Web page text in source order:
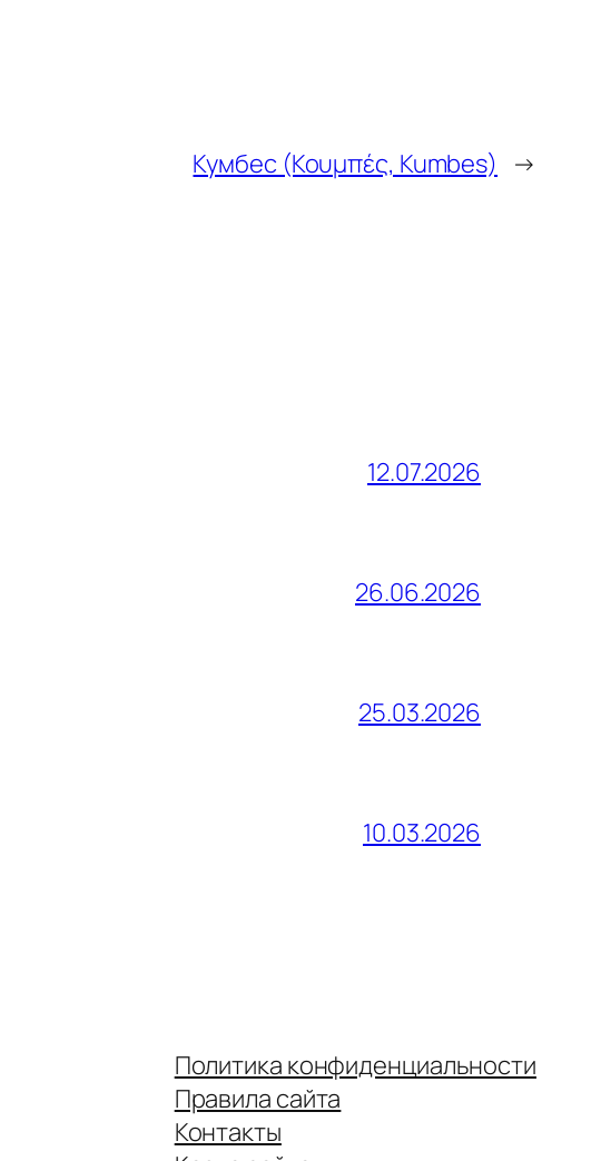
Кумбес (Κουμπές, Kumbes) →
12.07.2026
26.06.2026
25.03.2026
10.03.2026
Политика конфиденциальности
Правила сайта
Контакты